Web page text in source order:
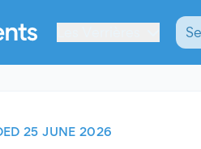
25 JUNE 2026